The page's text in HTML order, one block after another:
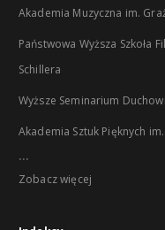
Akademia Muzyczna im.
Państwowa Wyższa Szkoła
Schillera
Wyższe Seminarium
Akademia Sztuk Pięknych
...
Zobacz więcej